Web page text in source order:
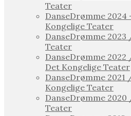
Teater
DanseDrømme
Kongelige Teater
DanseDrømme
Teater
DanseDrømme
Det Kongelige Teater
DanseDrømme
Kongelige Teater
DanseDrømme
Teater